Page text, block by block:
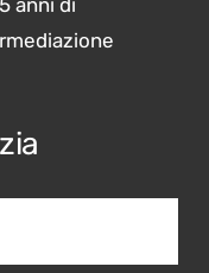
anni di